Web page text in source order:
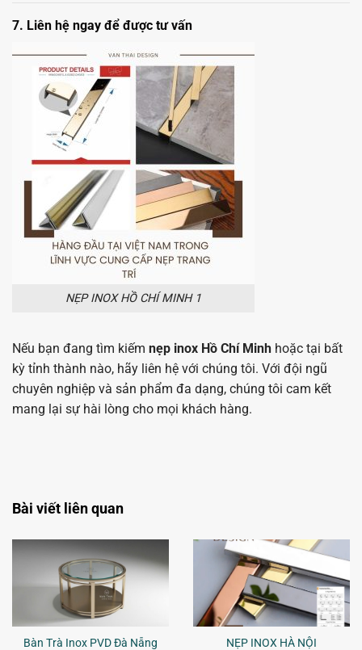
7. Liên hệ ngay để được tư vấn
NẸP INOX HỒ CHÍ MINH 1
Nếu bạn đang tìm kiếm nẹp inox Hồ Chí Minh hoặc tại bất
kỳ tỉnh thành nào, hãy liên hệ với chúng tôi. Với đội ngũ
chuyên nghiệp và sản phẩm đa dạng, chúng tôi cam kết
mang lại sự hài lòng cho mọi khách hàng.
Bài viết liên quan
Bàn Trà Inox PVD Đà Nẵng
NẸP INOX HÀ NỘI